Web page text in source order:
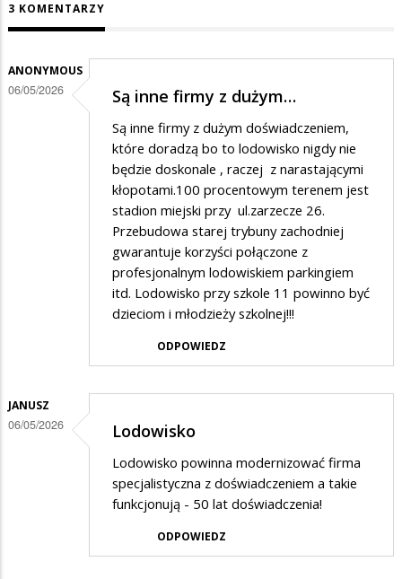
3 KOMENTARZY
ANONYMOUS
06/05/2026 Są inne firmy z dużym…
Są inne firmy z dużym doświadczeniem,
które doradzą bo to lodowisko nigdy nie
będzie doskonale , raczej z narastającymi
kłopotami.100 procentowym terenem jest
stadion miejski przy ul.zarzecze 26.
Przebudowa starej trybuny zachodniej
gwarantuje korzyści połączone z
profesjonalnym lodowiskiem parkingiem
itd. Lodowisko przy szkole 11 powinno być
dzieciom i młodzieży szkolnej!!!
ODPOWIEDZ
JANUSZ
06/05/2026 Lodowisko
Lodowisko powinna modernizować firma
specjalistyczna z doświadczeniem a takie
funkcjonują - 50 lat doświadczenia!
ODPOWIEDZ